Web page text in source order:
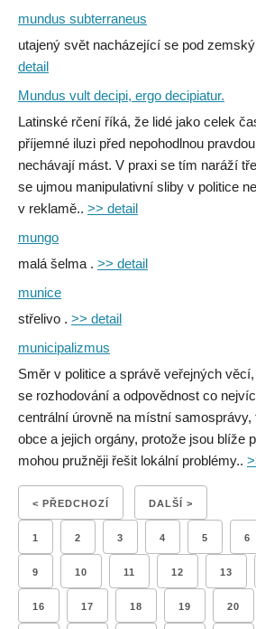
mundus subterraneus
utajený svět nacházející se pod
detail
Mundus vult decipi, ergo decipiatur.
Latinské rčení říká, že lidé jako celek
příjemné iluzi před nepohodlnou
nechávají mást. V praxi se tím naráží
se ujmou manipulativní sliby v politice
v reklamě.. >> detail
mungo
malá šelma . >> detail
munice
střelivo . >> detail
municipalizmus
Směr v politice a správě veřejných
se rozhodování a odpovědnost co
centrální úrovně na místní samosprávy,
obce a jejich orgány, protože jsou blíže
mohou pružněji řešit lokální problémy..
< PŘEDCHOZÍ DALŠÍ >
1 2 3 4 5 6
9 10 11 12 13
16 17 18 19 20